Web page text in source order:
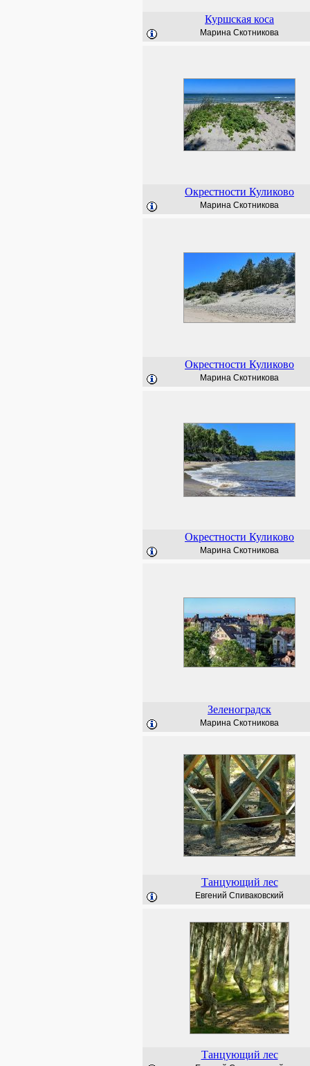
Куршская коса
Марина Скотникова
Окрестности Куликово
Марина Скотникова
Окрестности Куликово
Марина Скотникова
Окрестности Куликово
Марина Скотникова
Зеленоградск
Марина Скотникова
Танцующий лес
Евгений Спиваковский
Танцующий лес